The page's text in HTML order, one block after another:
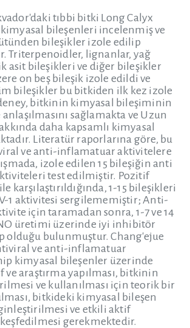
tıbbi bitki Long Calyx
bileşenleri incelenmiş ve
bileşikler izole edilip
Triterpenoidler, lignanlar, yağ
asit bileşikleri ve diğer bileşikler
on beş bileşik izole edildi ve
bileşikler bu bitkiden ilk kez izole
bitkinin kimyasal bileşiminin
sağlamakta ve Uzun
daha kapsamlı kimyasal
Literatür raporlarına göre, bu
ve anti-inflamatuar aktivitelere
izole edilen 15 bileşiğin anti
test edilmiştir. Pozitif
karşılaştırıldığında, 1-15 bileşikleri
1 aktivitesi sergilememiştir; Anti-
için taramadan sonra, 1-7 ve 14
üretimi üzerinde iyi inhibitör
olduğu bulunmuştur. Chang'ejue
ve anti-inflamatuar
kimyasal bileşenler üzerinde
ve araştırma yapılması, bitkinin
ve kullanılması için teorik bir
bitkideki kimyasal bileşen
ve etkili aktif
gerekmektedir.